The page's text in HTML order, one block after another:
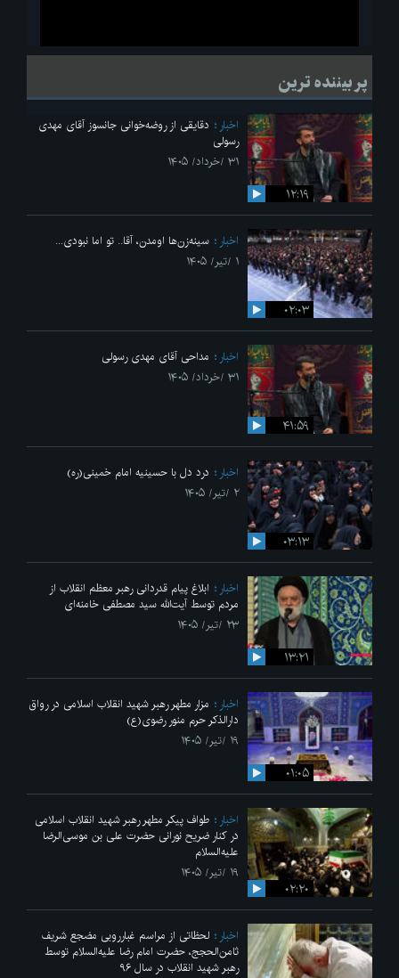
لحظاتی از قرائت زیارت اربعین امام حسین(ع) در مراسم عزاداری هیئات
پر بیننده ترین
۱۲:۱۹
اخبار
دقایقی از روضه‌خوانی جانسوز آقای مهدی
رسولی
۳۱ /خرداد/ ۱۴۰۵
۰۲:۰۳
اخبار
سینه‌زن‌ها اومدن،‌ آقا.. تو اما نبودی...
۱ /تیر/ ۱۴۰۵
۴۱:۵۹
اخبار
مداحی آقای مهدی رسولی
۳۱ /خرداد/ ۱۴۰۵
۰۳:۱۳
اخبار
درد دل با حسینیه امام خمینی(ره)
۲ /تیر/ ۱۴۰۵
۱۳:۲۱
اخبار
ابلاغ پیام قدردانی رهبر معظم انقلاب از
مردم توسط آیت‌الله سید مصطفی خامنه‌ای
۲۳ /تیر/ ۱۴۰۵
۰۱:۰۵
اخبار
مزار مطهر رهبر شهید انقلاب اسلامی در رواق
دارالذکر حرم منور رضوی(ع)
۱۹ /تیر/ ۱۴۰۵
۰۲:۲۰
اخبار
طواف پیکر مطهر رهبر شهید انقلاب اسلامی
در کنار ضریح نورانی حضرت علی‌ بن موسی‌الرضا
علیه‌السلام
۱۹ /تیر/ ۱۴۰۵
اخبار
لحظاتی از مراسم غبارروبی مضجع شریف
ثامن‌الحجج، حضرت امام رضا علیه‌السلام توسط
رهبر شهید انقلاب در سال ۹۶